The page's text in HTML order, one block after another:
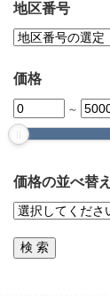
地区番号
価格
～
価格の並べ替え